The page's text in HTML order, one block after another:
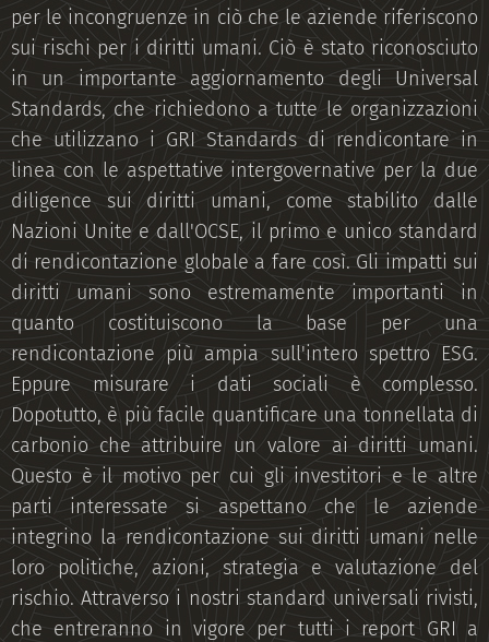
per le incongruenze in ciò che le aziende riferiscono
sui rischi per i diritti umani. Ciò è stato riconosciuto
in un importante aggiornamento degli Universal
Standards, che richiedono a tutte le organizzazioni
che utilizzano i GRI Standards di rendicontare in
linea con le aspettative intergovernative per la due
diligence sui diritti umani, come stabilito dalle
Nazioni Unite e dall'OCSE, il primo e unico standard
di rendicontazione globale a fare così. Gli impatti sui
diritti umani sono estremamente importanti in
quanto costituiscono la base per una
rendicontazione più ampia sull'intero spettro ESG.
Eppure misurare i dati sociali è complesso.
Dopotutto, è più facile quantificare una tonnellata di
carbonio che attribuire un valore ai diritti umani.
Questo è il motivo per cui gli investitori e le altre
parti interessate si aspettano che le aziende
integrino la rendicontazione sui diritti umani nelle
loro politiche, azioni, strategia e valutazione del
rischio. Attraverso i nostri standard universali rivisti,
che entreranno in vigore per tutti i report GRI a